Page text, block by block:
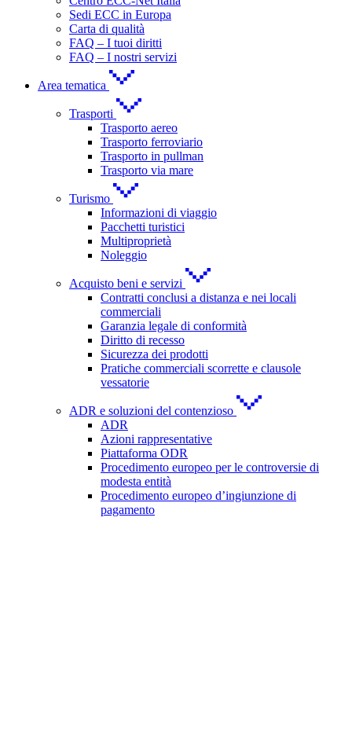
Sedi ECC in Europa
Carta di qualità
FAQ – I tuoi diritti
FAQ – I nostri servizi
Area tematica
Trasporti
Trasporto aereo
Trasporto ferroviario
Trasporto in pullman
Trasporto via mare
Turismo
Informazioni di viaggio
Pacchetti turistici
Multiproprietà
Noleggio
Acquisto beni e servizi
Contratti conclusi a distanza e nei locali
commerciali
Garanzia legale di conformità
Diritto di recesso
Sicurezza dei prodotti
Pratiche commerciali scorrette e clausole
vessatorie
ADR e soluzioni del contenzioso
ADR
Azioni rappresentative
Piattaforma ODR
Procedimento europeo per le controversie di
modesta entità
Procedimento europeo d’ingiunzione di
pagamento